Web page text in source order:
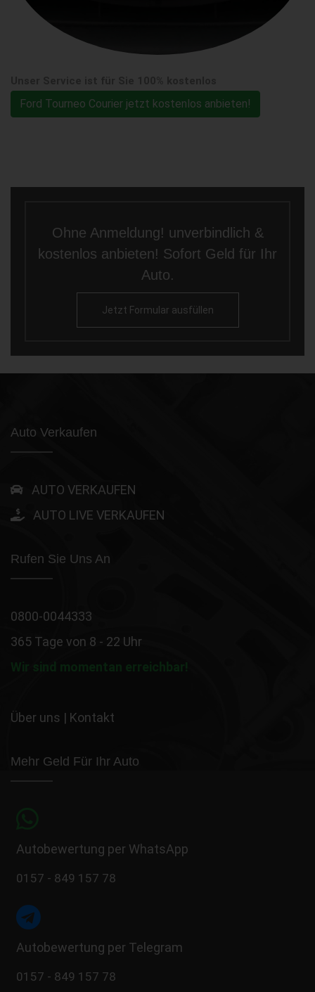
Ford Tourneo Courier jetzt kostenlos anbieten!
Ohne Anmeldung! unverbindlich &
kostenlos anbieten! Sofort Geld für Ihr
Auto.
Jetzt Formular ausfüllen
Auto Verkaufen
AUTO VERKAUFEN
AUTO LIVE VERKAUFEN
Rufen Sie Uns An
0800-0044333
365 Tage von 8 - 22 Uhr
Wir sind momentan erreichbar!
Über uns | Kontakt
Mehr Geld Für Ihr Auto
Autobewertung per WhatsApp
0157 - 849 157 78
Autobewertung per Telegram
0157 - 849 157 78